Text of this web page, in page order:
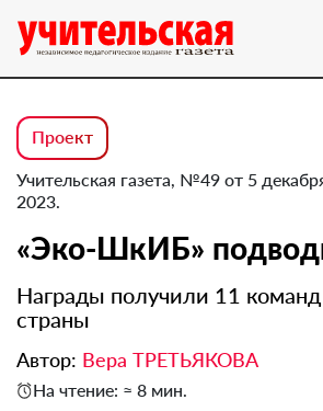
Проект
Учительская газета, №49 от 5
2023.
«Эко-ШкИБ»
Награды получили 11 команд
страны
Автор: Вера ТРЕТЬЯКОВА
На чтение: ≈ 8 мин.